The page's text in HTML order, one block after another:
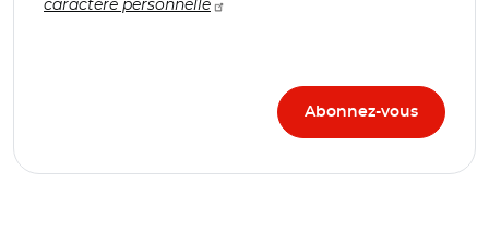
caractère personnelle